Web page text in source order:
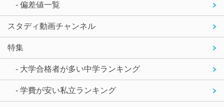
- 偏差値一覧
スタディ動画チャンネル
特集
- 大学合格者が多い中学ランキング
- 学費が安い私立ランキング